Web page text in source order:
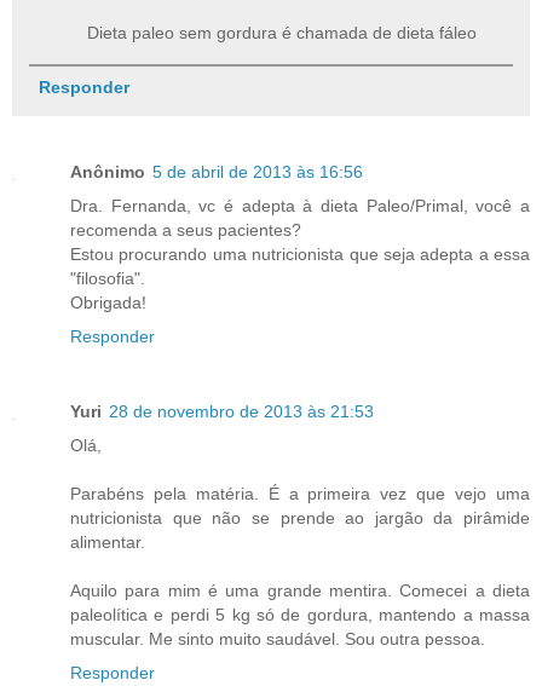
Dieta paleo sem gordura é chamada de dieta fáleo
Responder
Anônimo 5 de abril de 2013 às 16:56
Dra. Fernanda, vc é adepta à dieta Paleo/Primal, você a
recomenda a seus pacientes?
Estou procurando uma nutricionista que seja adepta a essa
"filosofia".
Obrigada!
Responder
Yuri 28 de novembro de 2013 às 21:53
Olá,
Parabéns pela matéria. É a primeira vez que vejo uma
nutricionista que não se prende ao jargão da pirâmide
alimentar.
Aquilo para mim é uma grande mentira. Comecei a dieta
paleolítica e perdi 5 kg só de gordura, mantendo a massa
muscular. Me sinto muito saudável. Sou outra pessoa.
Responder